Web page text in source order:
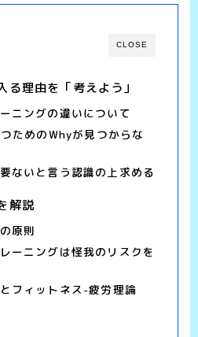
CLOSE
る理由を「考えよう」
ニングの違いについて
ためのWhyが見つからな
ないと言う認識の上求める
解説
原則
ーニングは怪我のリスクを
フィットネス-疲労理論